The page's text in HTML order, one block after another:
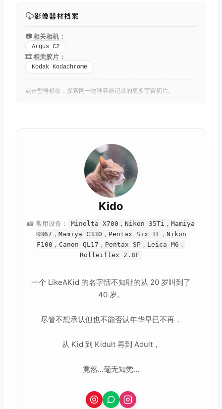
影像器材档案
📷 相关相机：
Argus C2
🎞️ 相关胶片：
Kodak Kodachrome
点击型号标签，探索同一物理容器记录的更多宇宙切片。
Kido
📸 常用设备：
Minolta X700，Nikon 35Ti，Mamiya
RB67，Mamiya C330，Pentax Six TL，Nikon
F100，Canon QL17，Pentax SP，Leica M6，
Rolleiflex 2.8F
一个 LikeAKid 的名字恬不知耻的从 20 岁叫到了
40 岁。
尽管不想承认但也不能否认年华早已不再，
从 Kid 到 Kidult 再到 Adult，
竟然...毫无知觉...